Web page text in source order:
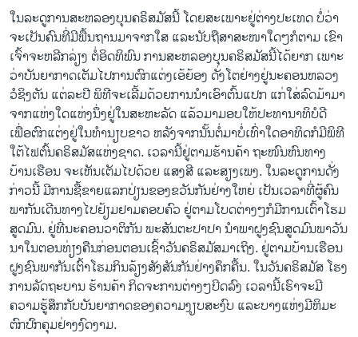
ໃນ​ລະ​ດູ​ການ​ສະ​ຫ​ລອງ​ບຸນ​ຄ​ຣິ​ສ​ມັ​ສ​ນີ້ ​ໂດຍ​ສະ​ເພາະ​ຢູ່​ຕ່າງປະ​ເທດ ບໍ່​ວ່າ​
ຈະ​ເປັນ​ຄົນທີ່ມີ​ພື້ນ​ຖານມາ​ຈາກ​ໃສ ແລະ​ນັບ​ຖື​ສາ​ສະ​ໜາ​ໃດໆ​ກໍຕາມ ເຂົາ​
ເຈົ້າຈະ​ຫລີກ​ລ່ຽງ ຕໍ່ອິດ​ທິ​ພົນ ການ​ສະ​ຫລອງ​ບຸນ​ຄ​ຣິ​ສມັ​ສນີ້​ໄດ້​ຍາກ ເພາະ​
ວ່າບັນ​ຍາ​ກາດເຕັ​ມໄປ​ການ​ຕົກ​ແຕ່ງ​ເອ້​ຍ້ອງ ​ດັ່ງ​ໂຕ​ຢ່າງ​ຢູ່ນະຄອນຫລວງ
ວໍຊິງຕັນ ​ແຕ່ລະ​ປີ ​ພິທີຈະ​ເລີ້ມ​ດ້ວຍ​ການນຳ​ເອົາ​ຕົ້ນ​ແປກ ​ແກ່​ໃສ່​ລົດ​ມ້າມາ​
ຈາກ​ແຫ່ງ​ໃດ​ແ​ຫ່ງນຶ່ງ​ຢູ່​ໃນ​ສະຫະລັດ ​ແລ້ວມາ​ມອບ​ໃຫ້ປະທານາທິບໍດີ
ເພື່ອ​ຕົກ​ແຕ່ງ​ຢູ່​ໃນ​ທຳນຽບຂາວ ​ຫລັງ​ຈາກ​ນັ້ນ​ຕໍ່ມາບໍ່ເທົ່າ​ໃດ​ອາທິດກໍ​ມີ​ພິທີ​
ໃຕ້​ໄຟ​ຕົ້ນ​ຄຣິສ​ມັສ​ແຫ່ງ​ຊາດ. ​ເວລາ​ນີ້ຢູ່​ຕາມຮ້​ານ​ຄ້າ ຖະ​ໜົນຫົນ​ທາງ ​
ບ້ານ​ເຮືອນ ຈະ​ເຫັນເຕັມ​ໄປ​ດ້ວຍ ແສງ​ສີ ​ແລະ​ສຽງ​ເພງ. ​ໃນ​ລະ​ດູ​ການ​ດັ່ງ​
ກ່າ​ວ​ນີ້ ມີ​ການຊື້​ຂາຍ​ແລກ​ປ່ຽນ​ຂອງ​ຂວັນກັນ​ຢ່າງ​ໃຫຍ່ ​ເປັນ​ເວ​ລາ​ທີ່ຜູ້ຄົນ​
ພາ​ກັນ​ເດີນ​ທາ​ງ​ໄປ​ຢ້ຽມ​ຢາມຄອບ​ຄົວ ຢູ່​ຕາມ​ໂບດ​ຕ່າງໆກໍມີ​ການ​ເຕົ້າ​ໂຮມ
ສູດ​ມົນ. ​ຢູ່​ທີ່ນະ​ຄອນ​ວາຕິ​ກັນ ພະ​ສັນ​ຕະ​ປາ​ປາ ນຳພາຝູ​ງຊົນ​ສູດ​ມົນ​ພາ​ວັນ​
ນາ​ໃນ​ຕອນ​ທ່ຽງ​ຄືນ​ກ່ອນ​ຕອນ​ເຊົ້າ​ວັນຄ​ຣິ​ສ​ມັ​ສ​ມາ​ເຖິງ. ຢູ່​ຕາມ​ບ້ານ​ເຮືອນ
ຝູງ​ຊົນ​ພາກັນເຕົ້າ​ໂຮມ​ກິນລ້ຽງ​ສັງສັນ​ກັນ​ຢ່າງ​ຄຶກ​ຄື້ນ. ​ໃນ​ວັນ​ຄຣິສມັສ ໂຮງ​
ການ​ລັດ​ຖະ​ບານ ​ຮ້ານ​ຄ້າ ກິດ​ຈະ​ການຕ່າງໆ​ປິດ​ລົງ ​ເ​ວ​ລ​າ​ນີ້ເຮົາ​ຈະ​ມີ​
ຄວາມ​ຮູ້​ສຶກກັບບັນ​ຍາ​ກາດ​ຂອງຄວາມ​ງຽບ​ສະງົບ ​ແລະ​ບາງ​ແຫ່ງ​ມີ​ຫິມະ​
ຕົກ​ປົກ​ຄຸມ​ຢ່າງ​ງົດ​ງາມ.